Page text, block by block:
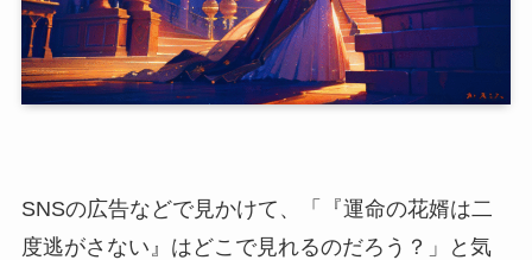
SNSの広告などで見かけて、「『運命の花婿は二
度逃がさない』はどこで見れるのだろう？」と気